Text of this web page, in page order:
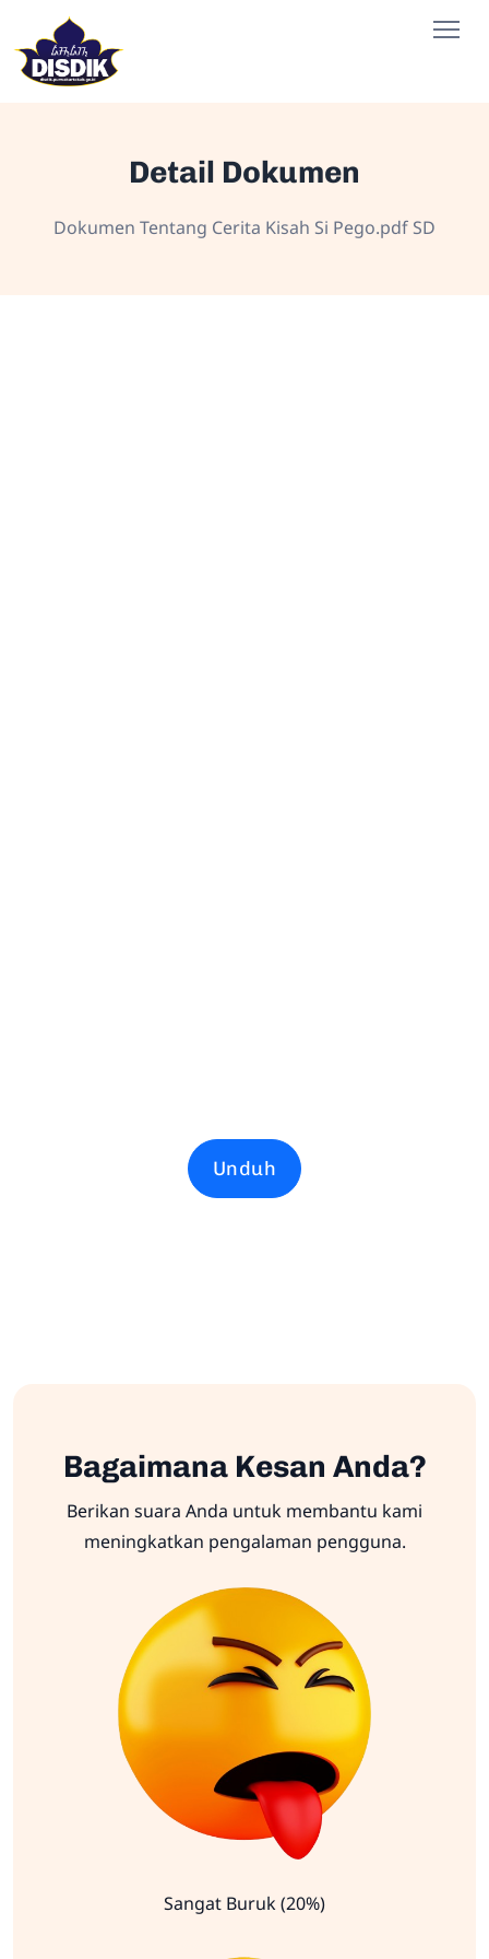
Detail Dokumen
Dokumen Tentang Cerita Kisah Si Pego.pdf SD
Unduh
Bagaimana Kesan Anda?
Berikan suara Anda untuk membantu kami
meningkatkan pengalaman pengguna.
Sangat Buruk (20%)